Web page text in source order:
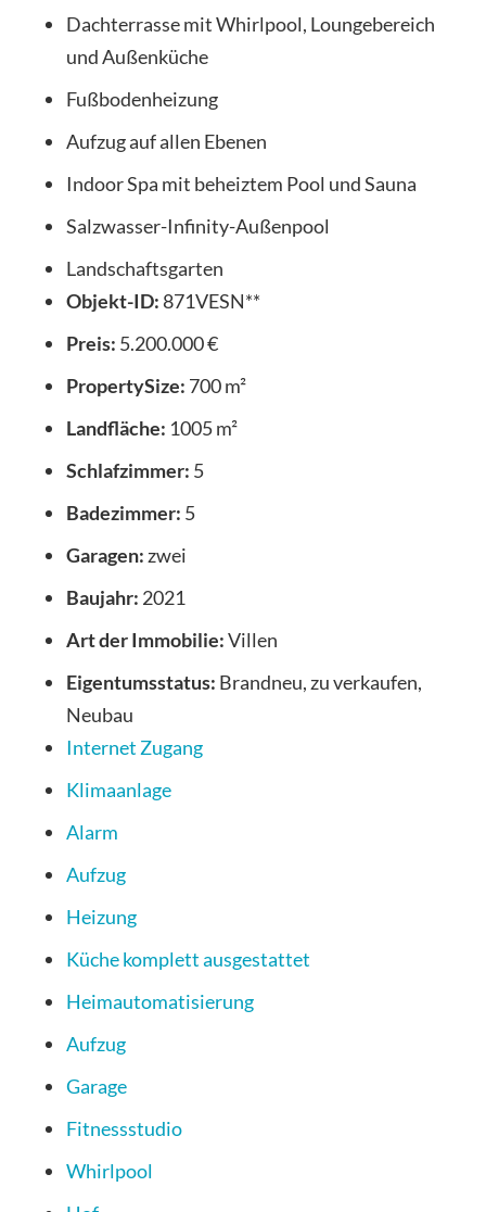
Dachterrasse mit Whirlpool, Loungebereich
und Außenküche
Fußbodenheizung
Aufzug auf allen Ebenen
Indoor Spa mit beheiztem Pool und Sauna
Salzwasser-Infinity-Außenpool
Landschaftsgarten
Objekt-ID: 871VESN**
Preis: 5.200.000 €
PropertySize: 700 m²
Landfläche: 1005 m²
Schlafzimmer: 5
Badezimmer: 5
Garagen: zwei
Baujahr: 2021
Art der Immobilie:Villen
Eigentumsstatus: Brandneu, zu verkaufen,
Neubau
Internet Zugang
Klimaanlage
Alarm
Aufzug
Heizung
Küche komplett ausgestattet
Heimautomatisierung
Aufzug
Garage
Fitnessstudio
Whirlpool